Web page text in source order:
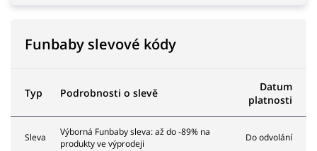
Služby Zdraví a krása
Funbaby slevové kódy
Typ Podrobnosti o slevě
Datum
platnosti
Sleva
Výborná Funbaby sleva: až do -89% na
produkty ve výprodeji
Do odvolání